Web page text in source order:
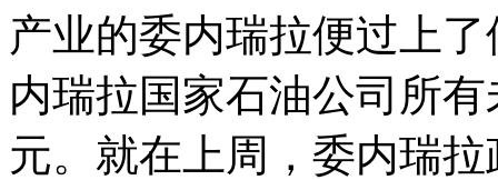
产业的委内瑞拉便过上
内瑞拉国家石油公司所
元。就在上周，委内瑞